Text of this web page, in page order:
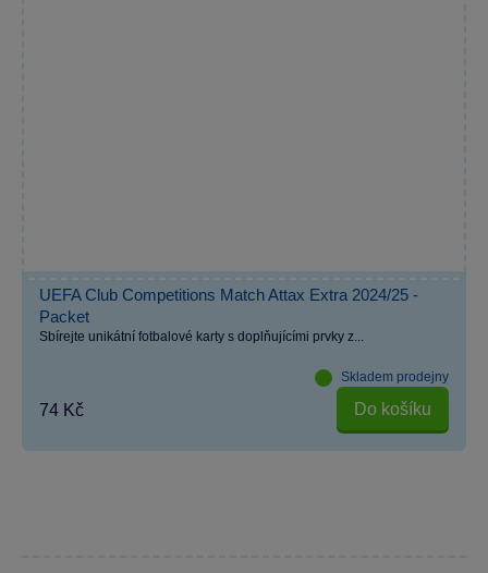
UEFA Club Competitions Match Attax Extra 2024/25 -
Packet
Sbírejte unikátní fotbalové karty s doplňujícími prvky z...
Skladem prodejny
74 Kč Do košíku